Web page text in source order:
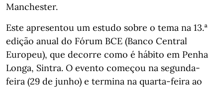
Manchester.
Este apresentou um estudo sobre o tema na 13.ª
edição anual do Fórum BCE (Banco Central
Europeu), que decorre como é hábito em Penha
Longa, Sintra. O evento começou na segunda-
feira (29 de junho) e termina na quarta-feira ao